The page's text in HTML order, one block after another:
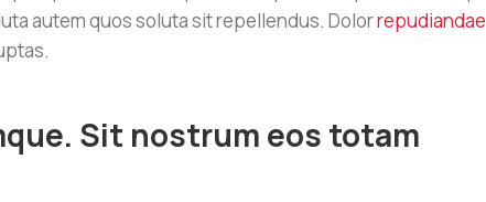
autem quos soluta sit repellendus. Dolorrepudiandae
Sit nostrum eos totam